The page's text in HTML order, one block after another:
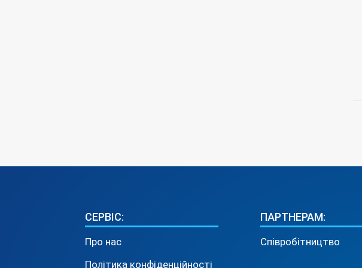
СЕРВІС:
Про нас
Політика конфіденційності
ПАРТНЕРАМ:
Співробітництво